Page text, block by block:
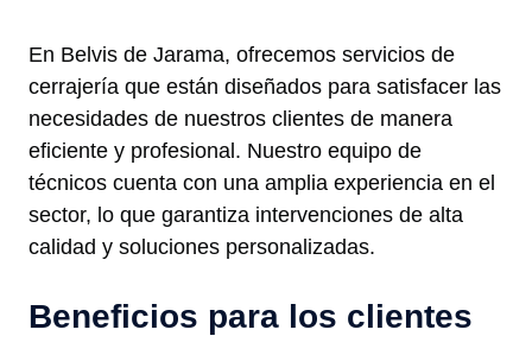
En Belvis de Jarama, ofrecemos servicios de
cerrajería que están diseñados para satisfacer las
necesidades de nuestros clientes de manera
eficiente y profesional. Nuestro equipo de
técnicos cuenta con una amplia experiencia en el
sector, lo que garantiza intervenciones de alta
calidad y soluciones personalizadas.
Beneficios para los clientes